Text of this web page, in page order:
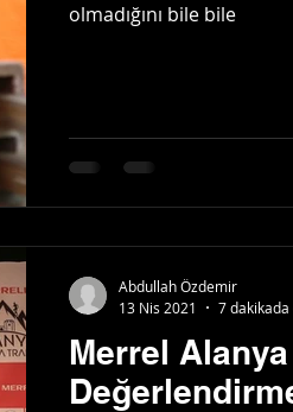
olmadığını bile bile
Merrel
Abdullah Özdemir
13 Nis 2021
7